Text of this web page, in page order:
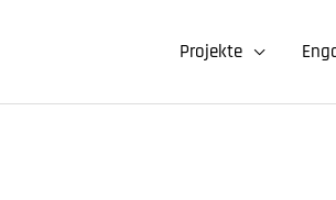
Projekte